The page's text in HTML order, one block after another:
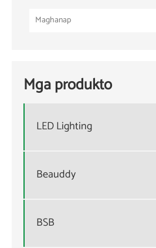
Mga produkto
LED Lighting
Beauddy
BSB